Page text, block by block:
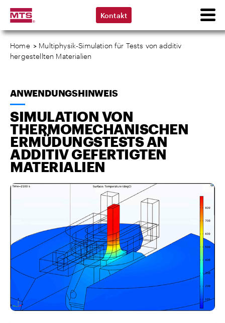
Kontakt
Home > Multiphysik-Simulation für Tests von additiv
hergestellten Materialien
ANWENDUNGSHINWEIS
SIMULATION VON
THERMOMECHANISCHEN
ERMÜDUNGSTESTS AN
ADDITIV GEFERTIGTEN
MATERIALIEN